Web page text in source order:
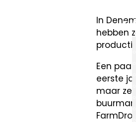
In
hebben
productie.
Een
eerste
maar ze